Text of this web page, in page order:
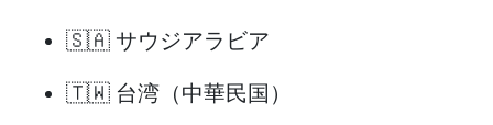
🇸🇦 サウジアラビア
🇹🇼 台湾（中華民国）